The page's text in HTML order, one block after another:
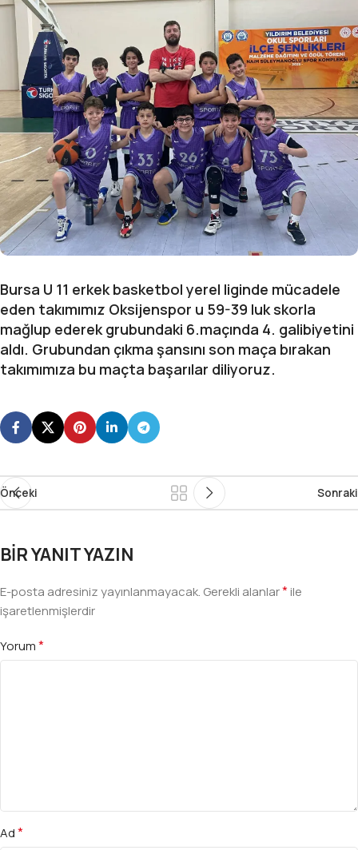
Bursa U 11 erkek basketbol yerel liginde mücadele
eden takımımız Oksijenspor u 59-39 luk skorla
mağlup ederek grubundaki 6.maçında 4. galibiyetini
aldı. Grubundan çıkma şansını son maça bırakan
takımımıza bu maçta başarılar diliyoruz.
Önceki Sonraki
BIR YANIT YAZIN
E-posta adresiniz yayınlanmayacak. Gerekli alanlar*ile
işaretlenmişlerdir
Yorum*
Ad*